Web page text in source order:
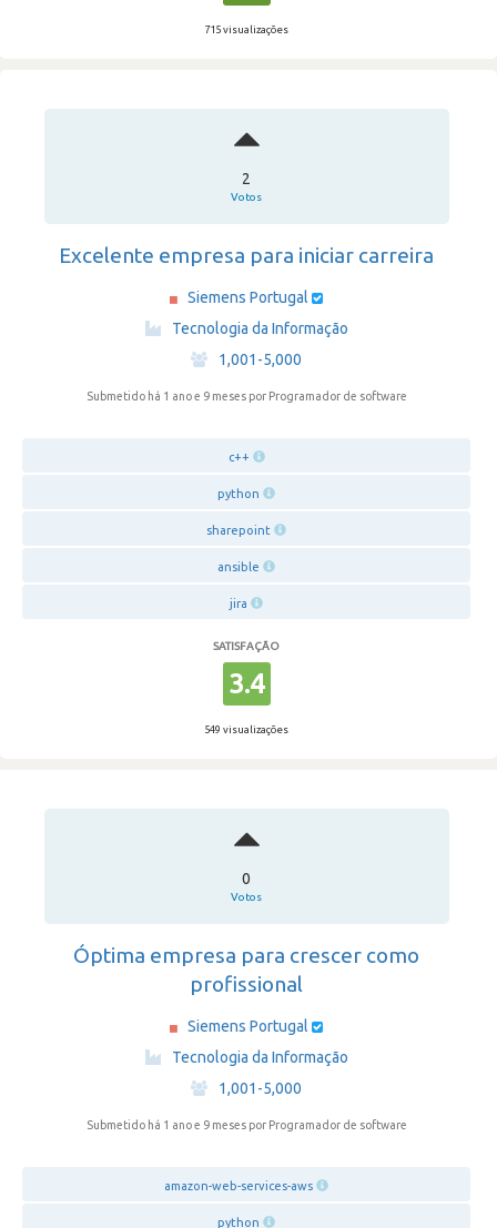
715 visualizações
2
Votos
Excelente empresa para iniciar carreira
Siemens Portugal
Tecnologia da Informação
·
1,001-5,000
Submetido há 1 ano e 9 meses por Programador de software
c++
python
sharepoint
ansible
jira
SATISFAÇÃO
3.4
549 visualizações
0
Votos
Óptima empresa para crescer como
profissional
Siemens Portugal
Tecnologia da Informação
·
1,001-5,000
Submetido há 1 ano e 9 meses por Programador de software
amazon-web-services-aws
python